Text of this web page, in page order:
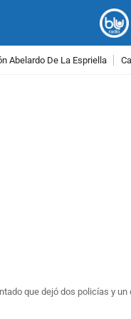
Abelardo De La Espriella
que dejó dos policías y un